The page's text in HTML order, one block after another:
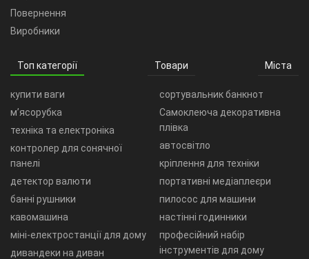
Повернення
Виробники
Топ категорії Товари Міста
купити ваги
м’ясорубка
техніка та електроніка
контролер для сонячної
панелі
детектор валюти
банні рушники
кавомашина
міні-електростанції для дому
дивандеки на диван
сортувальник банкнот
Самоклеюча декоративна
плівка
автосвітло
кріплення для техніки
портативні медіаплеєри
пилосос для машини
настінні годинники
професійний набір
інструментів для дому